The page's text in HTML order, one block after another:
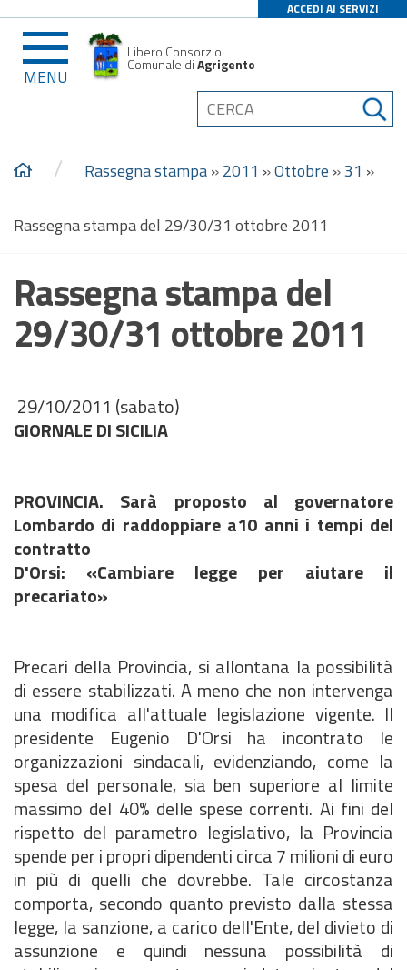
ACCEDI AI SERVIZI
MENU
Libero Consorzio
Comunale diAgrigento
/ Rassegna stampa»2011 »Ottobre »31 »
Rassegna stampa del 29/30/31 ottobre 2011
Rassegna stampa del
29/30/31 ottobre 2011
29/10/2011 (sabato)
GIORNALE DI SICILIA
PROVINCIA. Sarà proposto al governatore
Lombardo di raddoppiare a10 anni i tempi del
contratto
D'Orsi: «Cambiare legge per aiutare il
precariato»
Precari della Provincia, si allontana la possibilità
di essere stabilizzati. A meno che non intervenga
una modifica all'attuale legislazione vigente. Il
presidente Eugenio D'Orsi ha incontrato le
organizzazioni sindacali, evidenziando, come la
spesa del personale, sia ben superiore al limite
massimo del 40% delle spese correnti. Ai fini del
rispetto del parametro legislativo, la Provincia
spende per i propri dipendenti circa 7 milioni di euro
in più di quelli che dovrebbe. Tale circostanza
comporta, secondo quanto previsto dalla stessa
legge, la sanzione, a carico dell'Ente, del divieto di
assunzione e quindi nessuna possibilità di